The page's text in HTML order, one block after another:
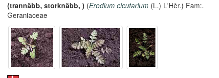
(trannäbb, storknäbb, ) (Erodium cicutarium (L.) L'Hèr.) Fam:.
Geraniaceae